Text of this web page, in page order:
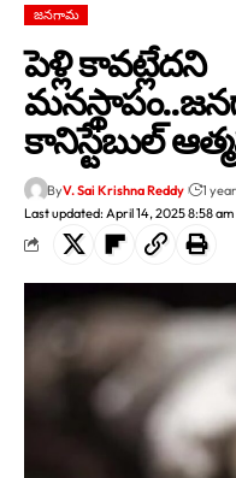
జనగామ
పెళ్లి కావట్లేదని
కానిస్టేబుల్
Last updated: April 14, 2025 8:58 am
ByV. Sai Krishna Reddy 1